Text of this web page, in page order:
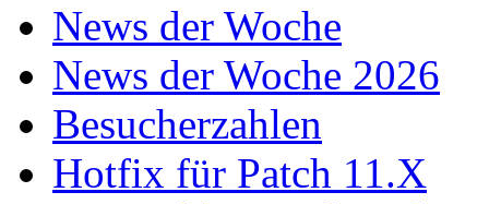
News der Woche
News der Woche 2026
Besucherzahlen
Hotfix für Patch 11.X